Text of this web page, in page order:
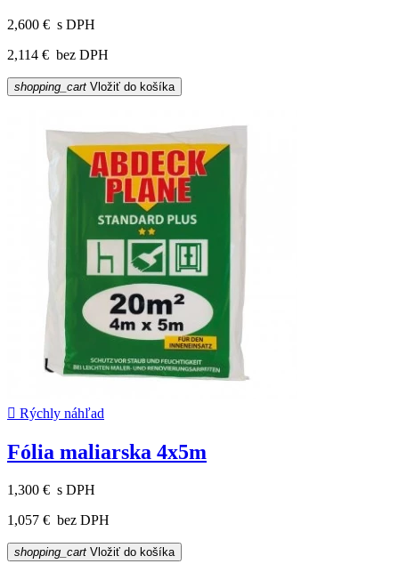
2,600 € s DPH
2,114 € bez DPH
shopping_cart Vložiť do košíka
 Rýchly náhľad
Fólia maliarska 4x5m
1,300 € s DPH
1,057 € bez DPH
shopping_cart Vložiť do košíka